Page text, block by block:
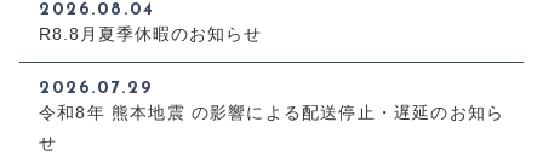
商品一覧
PRODUCTS
最近チェックした商品
CHECKED PRODUCTS
注文履歴
2026.08.04
R8.8月夏季休暇のお知らせ
2026.07.29
令和8年 熊本地震 の影響による配送停止・遅延のお知ら
せ